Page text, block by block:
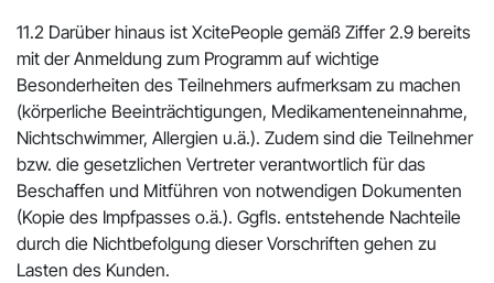
11.2 Darüber hinaus ist XcitePeople gemäß Ziffer 2.9 bereits
mit der Anmeldung zum Programm auf wichtige
Besonderheiten des Teilnehmers aufmerksam zu machen
(körperliche Beeinträchtigungen, Medikamenteneinnahme,
Nichtschwimmer, Allergien u.ä.). Zudem sind die Teilnehmer
bzw. die gesetzlichen Vertreter verantwortlich für das
Beschaffen und Mitführen von notwendigen Dokumenten
(Kopie des Impfpasses o.ä.). Ggfls. entstehende Nachteile
durch die Nichtbefolgung dieser Vorschriften gehen zu
Lasten des Kunden.